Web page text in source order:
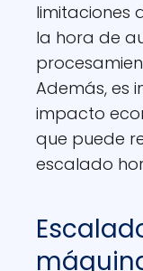
limitaciones
la hora de
Además, es
impacto
que puede
escalado